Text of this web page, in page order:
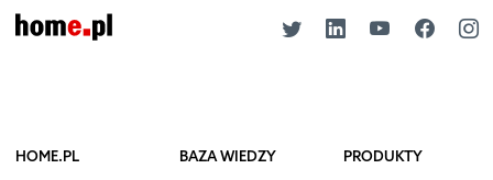
HOME.PL BAZA WIEDZY PRODUKTY